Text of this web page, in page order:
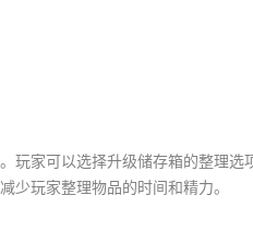
玩家可以选择升级储存箱的整理
少玩家整理物品的时间和精力。